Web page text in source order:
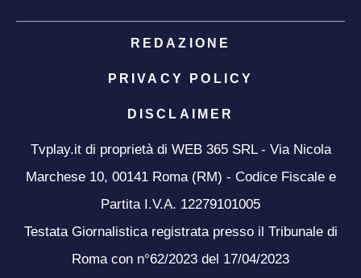
REDAZIONE
PRIVACY POLICY
DISCLAIMER
Tvplay.it di proprietà di WEB 365 SRL - Via Nicola
Marchese 10, 00141 Roma (RM) - Codice Fiscale e
Partita I.V.A. 12279101005
Testata Giornalistica registrata presso il Tribunale di
Roma con n°62/2023 del 17/04/2023